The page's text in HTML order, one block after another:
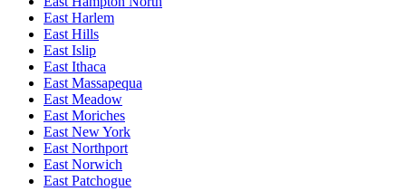
East Harlem
East Hills
East Islip
East Ithaca
East Massapequa
East Meadow
East Moriches
East New York
East Northport
East Norwich
East Patchogue